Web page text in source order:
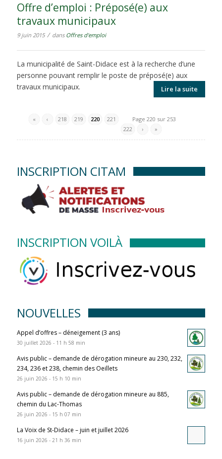
Offre d’emploi : Préposé(e) aux
travaux municipaux
9 juin 2015 / dans Offres d'emploi
La municipalité de Saint-Didace est à la recherche d’une
personne pouvant remplir le poste de préposé(e) aux
travaux municipaux.
Lire la suite
Page 220 sur 253
« ‹ 218 219 220
221
222
› »
INSCRIPTION CITAM
INSCRIPTION VOILÀ
NOUVELLES
Appel d’offres – déneigement (3 ans)
30 juillet 2026 - 11 h 58 min
Avis public – demande de dérogation mineure au 230, 232,
234, 236 et 238, chemin des Oeillets
26 juin 2026 - 15 h 10 min
Avis public – demande de dérogation mineure au 885,
chemin du Lac-Thomas
26 juin 2026 - 15 h 07 min
La Voix de St-Didace – juin et juillet 2026
16 juin 2026 - 21 h 36 min